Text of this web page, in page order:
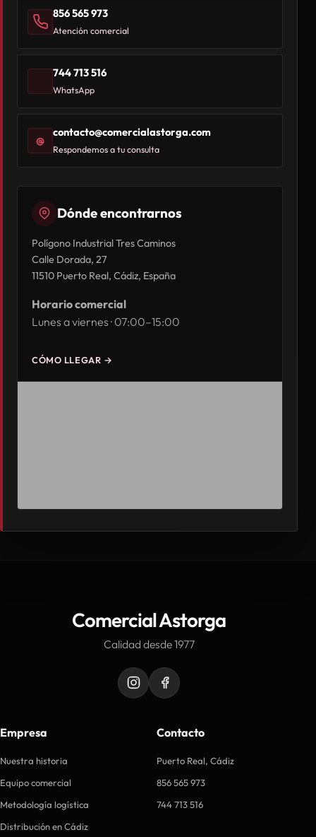
856 565 973
Atención comercial
744 713 516
WhatsApp
@
contacto@comercialastorga.com
Respondemos a tu consulta
Dónde encontrarnos
Polígono Industrial Tres Caminos
Calle Dorada, 27
11510 Puerto Real, Cádiz, España
Horario comercial
Lunes a viernes · 07:00–15:00
CÓMO LLEGAR →
Comercial Astorga
Calidad desde 1977
Empresa
Nuestra historia
Equipo comercial
Metodología logística
Distribución en Cádiz
Contacto
Puerto Real, Cádiz
856 565 973
744 713 516